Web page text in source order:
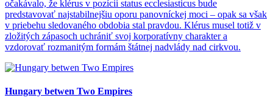
očakávalo, že klérus v pozícii status ecclesiasticus bude
predstavovať najstabilnejšiu oporu panovníckej moci – opak sa však
v priebehu sledovaného obdobia stal pravdou. Klérus musel totiž v
zložitých zápasoch uchrániť svoj korporatívny charakter a
vzdorovať rozmanitým formám štátnej nadvlády nad cirkvou.
Hungary betwen Two Empires